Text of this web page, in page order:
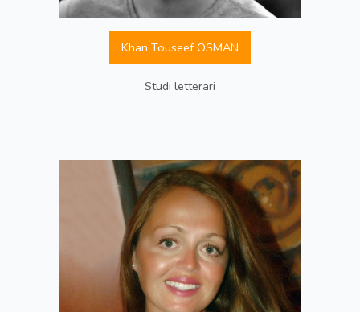
Khan Touseef OSMAN
Studi letterari